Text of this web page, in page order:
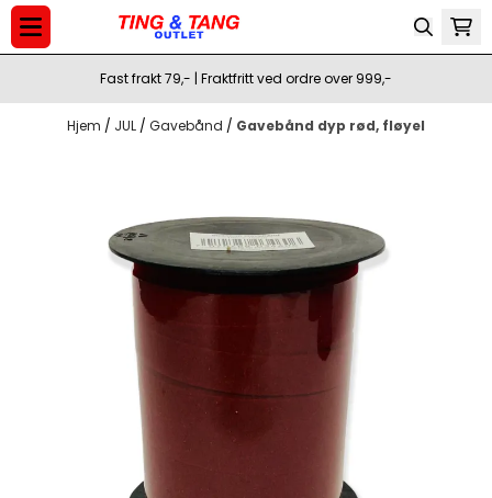
Hopp til innhold
Fast frakt 79,- | Fraktfritt ved ordre over 999,-
Hjem / JUL / Gavebånd / Gavebånd dyp rød, fløyel